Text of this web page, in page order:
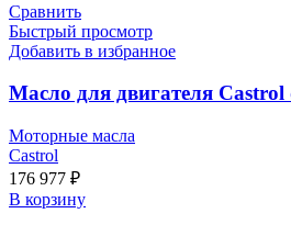
Сравнить
Быстрый просмотр
Добавить в избранное
Масло для двигателя
Моторные масла
Castrol
176 977 ₽
В корзину